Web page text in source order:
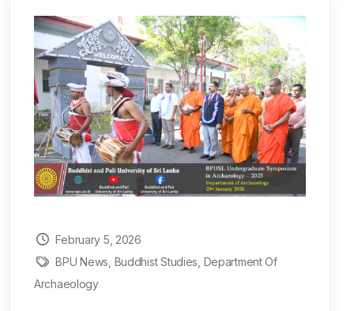
February 5, 2026
BPU News Buddhist Studies Department Of
Archaeology